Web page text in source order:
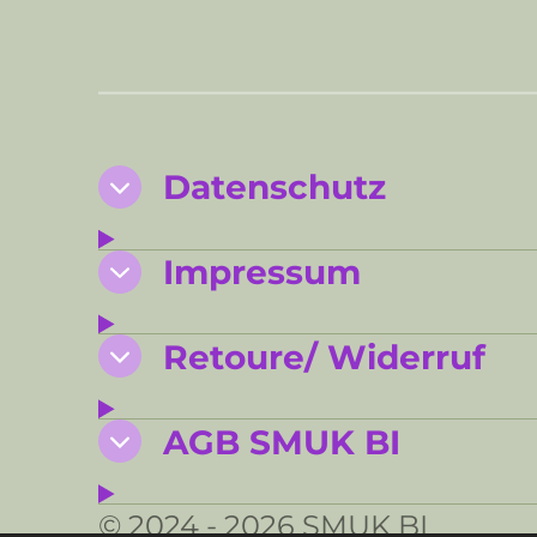
Datenschutz
Impressum
Retoure/ Widerruf
AGB SMUK BI
© 2024 - 2026 SMUK BI